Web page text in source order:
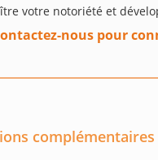
votre notoriété et
nous pour
complémentaires